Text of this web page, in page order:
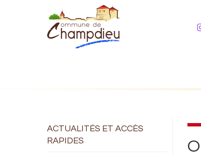
ACTUALITÉS ET ACCÈS
RAPIDES